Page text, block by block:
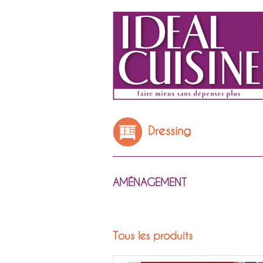
Dressing
AMÉNAGEMENT
Tous les produits